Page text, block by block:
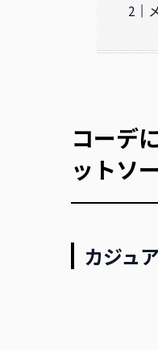
コーデ
ットソー
カジュ